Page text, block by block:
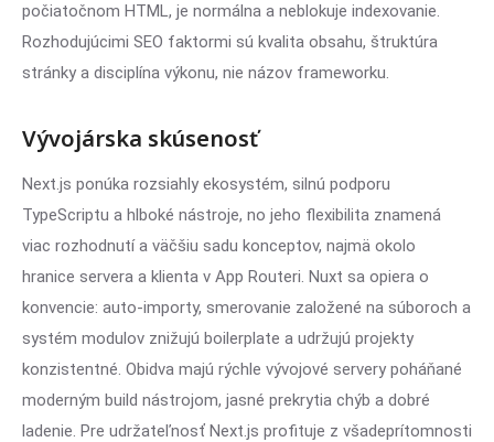
počiatočnom HTML, je normálna a neblokuje indexovanie.
Rozhodujúcimi SEO faktormi sú kvalita obsahu, štruktúra
stránky a disciplína výkonu, nie názov frameworku.
Vývojárska skúsenosť
Next.js ponúka rozsiahly ekosystém, silnú podporu
TypeScriptu a hlboké nástroje, no jeho flexibilita znamená
viac rozhodnutí a väčšiu sadu konceptov, najmä okolo
hranice servera a klienta v App Routeri. Nuxt sa opiera o
konvencie: auto-importy, smerovanie založené na súboroch a
systém modulov znižujú boilerplate a udržujú projekty
konzistentné. Obidva majú rýchle vývojové servery poháňané
moderným build nástrojom, jasné prekrytia chýb a dobré
ladenie. Pre udržateľnosť Next.js profituje z všadeprítomnosti